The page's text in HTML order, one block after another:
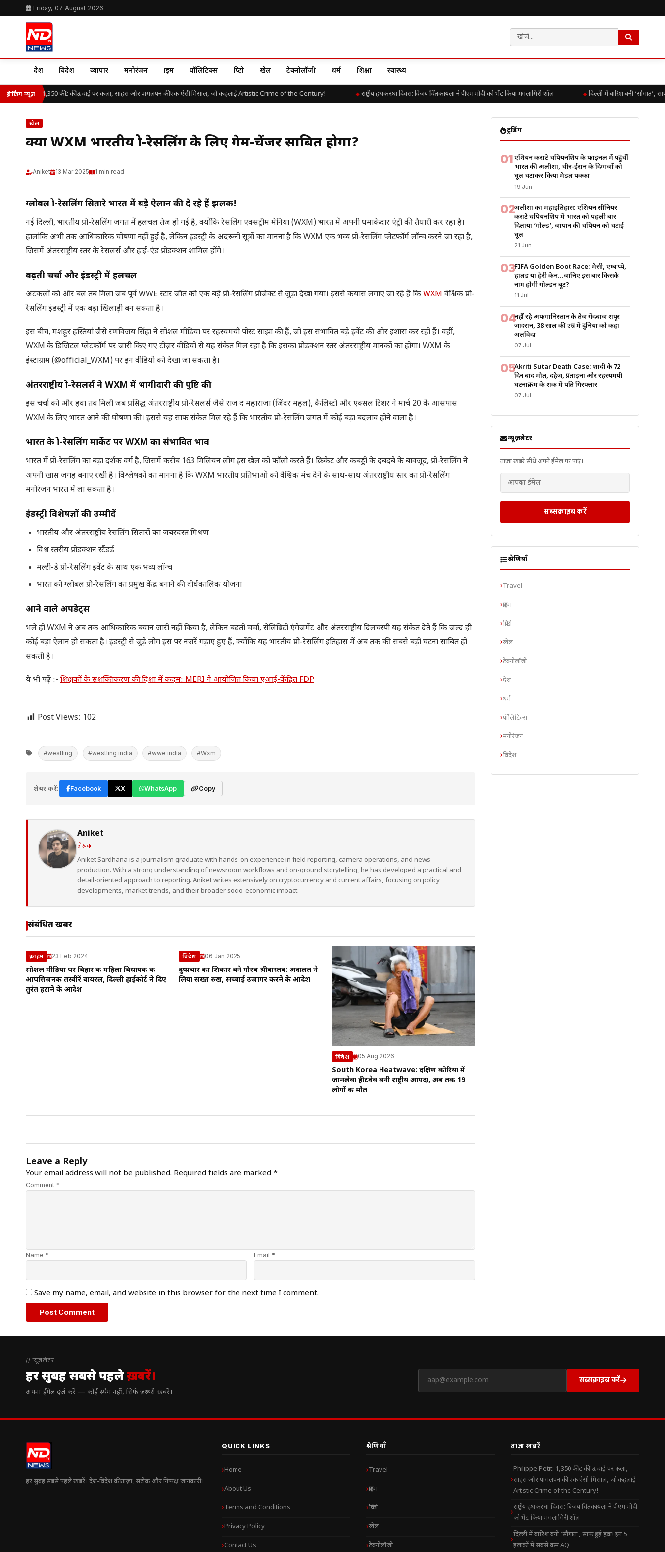
Friday, 07 August 2026
देश विदेश व्यापार मनोरंजन क्राइम पॉलिटिक्स क्रिप्टो खेल टेक्नोलॉजी धर्म शिक्षा स्वास्थ्य
ब्रेकिंग न्यूज़
Petit: 1,350 फीट की ऊंचाई पर कला, साहस और पागलपन की एक ऐसी मिसाल, जो कहलाई Artistic Crime of the Century! राष्ट्रीय हथकरघा दिवस: विजय चिंतकायला ने पीएम मोदी को भेंट किया मंगलागिरी शॉल दिल्ली में बारिश बनी ‘सौगात’,
खेल
क्या WXM भारतीय प्रो-रेसलिंग के लिए गेम-चेंजर साबित होगा?
Aniket 13 Mar 2025 1 min read
ग्लोबल प्रो-रेसलिंग सितारे भारत में बड़े ऐलान की दे रहे हैं झलक!
नई दिल्ली, भारतीय प्रो-रेसलिंग जगत में हलचल तेज हो गई है, क्योंकि रेसलिंग एक्सट्रीम मेनिया (WXM) भारत में अपनी धमाकेदार एंट्री की तैयारी कर रहा है।
हालांकि अभी तक आधिकारिक घोषणा नहीं हुई है, लेकिन इंडस्ट्री के अंदरूनी सूत्रों का मानना है कि WXM एक भव्य प्रो-रेसलिंग प्लेटफॉर्म लॉन्च करने जा रहा है,
जिसमें अंतरराष्ट्रीय स्तर के रेसलर्स और हाई-एंड प्रोडक्शन शामिल होंगे।
बढ़ती चर्चा और इंडस्ट्री में हलचल
अटकलों को और बल तब मिला जब पूर्व WWE स्टार जीत को एक बड़े प्रो-रेसलिंग प्रोजेक्ट से जुड़ा देखा गया। इससे कयास लगाए जा रहे हैं किWXMवैश्विक प्रो-
रेसलिंग इंडस्ट्री में एक बड़ा खिलाड़ी बन सकता है।
इस बीच, मशहूर हस्तियां जैसे रणविजय सिंहा ने सोशल मीडिया पर रहस्यमयी पोस्ट साझा की हैं, जो इस संभावित बड़े इवेंट की ओर इशारा कर रही हैं। वहीं,
WXM के डिजिटल प्लेटफॉर्म पर जारी किए गए टीज़र वीडियो से यह संकेत मिल रहा है कि इसका प्रोडक्शन स्तर अंतरराष्ट्रीय मानकों का होगा। WXM के
इंस्टाग्राम (@official_WXM) पर इन वीडियो को देखा जा सकता है।
अंतरराष्ट्रीय प्रो-रेसलर्स ने WXM में भागीदारी की पुष्टि की
इस चर्चा को और हवा तब मिली जब प्रसिद्ध अंतरराष्ट्रीय प्रो-रेसलर्स जैसे राज द महाराजा (जिंदर महल), कैलिस्टो और एक्सल टिशर ने मार्च 20 के आसपास
WXM के लिए भारत आने की घोषणा की। इससे यह साफ संकेत मिल रहे हैं कि भारतीय प्रो-रेसलिंग जगत में कोई बड़ा बदलाव होने वाला है।
भारत के प्रो-रेसलिंग मार्केट पर WXM का संभावित प्रभाव
भारत में प्रो-रेसलिंग का बड़ा दर्शक वर्ग है, जिसमें करीब 163 मिलियन लोग इस खेल को फॉलो करते हैं। क्रिकेट और कबड्डी के दबदबे के बावजूद, प्रो-रेसलिंग ने
अपनी खास जगह बनाए रखी है। विश्लेषकों का मानना है कि WXM भारतीय प्रतिभाओं को वैश्विक मंच देने के साथ-साथ अंतरराष्ट्रीय स्तर का प्रो-रेसलिंग
मनोरंजन भारत में ला सकता है।
इंडस्ट्री विशेषज्ञों की उम्मीदें
भारतीय और अंतरराष्ट्रीय रेसलिंग सितारों का जबरदस्त मिश्रण
विश्व स्तरीय प्रोडक्शन स्टैंडर्ड
मल्टी-डे प्रो-रेसलिंग इवेंट के साथ एक भव्य लॉन्च
भारत को ग्लोबल प्रो-रेसलिंग का प्रमुख केंद्र बनाने की दीर्घकालिक योजना
आने वाले अपडेट्स
भले ही WXM ने अब तक आधिकारिक बयान जारी नहीं किया है, लेकिन बढ़ती चर्चा, सेलिब्रिटी एंगेजमेंट और अंतरराष्ट्रीय दिलचस्पी यह संकेत देते हैं कि जल्द ही
कोई बड़ा ऐलान हो सकता है। इंडस्ट्री से जुड़े लोग इस पर नजरें गड़ाए हुए हैं, क्योंकि यह भारतीय प्रो-रेसलिंग इतिहास में अब तक की सबसे बड़ी घटना साबित हो
सकती है।
ये भी पढ़ें :- शिक्षकों के सशक्तिकरण की दिशा में कदम: MERI ने आयोजित किया एआई-केंद्रित FDP
Post Views: 102
#westling #westling india #wwe india #Wxm
शेयर करें: Facebook X WhatsApp Copy
Aniket
लेखक
Aniket Sardhana is a journalism graduate with hands-on experience in field reporting, camera operations, and news
production. With a strong understanding of newsroom workflows and on-ground storytelling, he has developed a practical and
detail-oriented approach to reporting. Aniket writes extensively on cryptocurrency and current affairs, focusing on policy
developments, market trends, and their broader socio-economic impact.
संबंधित खबरें
क्राइम 23 Feb 2024
सोशल मीडिया पर बिहार की महिला विधायक की
आपत्तिजनक तस्वीरें वायरल, दिल्ली हाईकोर्ट ने दिए
तुरंत हटाने के आदेश
विदेश 06 Jan 2025
दुष्प्रचार का शिकार बने गौरव श्रीवास्तव: अदालत ने
लिया सख्त रुख, सच्चाई उजागर करने के आदेश
विदेश 05 Aug 2026
South Korea Heatwave: दक्षिण कोरिया में
जानलेवा हीटवेव बनी राष्ट्रीय आपदा, अब तक 19
लोगों की मौत
Leave a Reply
Your email address will not be published. Required fields are marked *
Comment *
Name * Email *
Save my name, email, and website in this browser for the next time I comment.
ट्रेंडिंग
01एशियन कराटे चैंपियनशिप के फाइनल में पहुंचीं
भारत की अलीशा, चीन-ईरान के दिग्गजों को
धूल चटाकर किया मेडल पक्का
19 Jun
02अलीशा का महाइतिहास: एशियन सीनियर
कराटे चैंपियनशिप में भारत को पहली बार
दिलाया ‘गोल्ड’, जापान की चैंपियन को चटाई
धूल
21 Jun
03FIFA Golden Boot Race: मेसी, एम्बाप्पे,
हालैंड या हैरी केन…जानिए इस बार किसके
नाम होगी गोल्डन बूट?
11 Jul
04नहीं रहे अफगानिस्तान के तेज गेंदबाज शपूर
ज़ादरान, 38 साल की उम्र में दुनिया को कहा
अलविदा
07 Jul
05Akriti Sutar Death Case: शादी के 72
दिन बाद मौत, दहेज, प्रताड़ना और रहस्यमयी
घटनाक्रम के शक में पति गिरफ्तार
07 Jul
न्यूज़लेटर
ताज़ा खबरें सीधे अपने ईमेल पर पाएं।
सब्सक्राइब करें
श्रेणियाँ
Travel
क्राइम
क्रिप्टो
खेल
टेक्नोलॉजी
देश
धर्म
पॉलिटिक्स
मनोरंजन
विदेश
// न्यूज़लेटर
हर सुबह सबसे पहलेख़बरें।
अपना ईमेल दर्ज करें — कोई स्पैम नहीं, सिर्फ ज़रूरी खबरें।
सब्सक्राइब करें
हर सुबह सबसे पहले खबरें। देश-विदेश की ताज़ा, सटीक और निष्पक्ष जानकारी।
QUICK LINKS
Home
About Us
Terms and Conditions
Privacy Policy
Contact Us
श्रेणियाँ
Travel
क्राइम
क्रिप्टो
खेल
टेक्नोलॉजी
ताज़ा खबरें
Philippe Petit: 1,350 फीट की ऊंचाई पर कला,
साहस और पागलपन की एक ऐसी मिसाल, जो कहलाई
Artistic Crime of the Century!
राष्ट्रीय हथकरघा दिवस: विजय चिंतकायला ने पीएम मोदी
को भेंट किया मंगलागिरी शॉल
दिल्ली में बारिश बनी ‘सौगात’, साफ हुई हवा! इन 5
इलाकों में सबसे कम AQI